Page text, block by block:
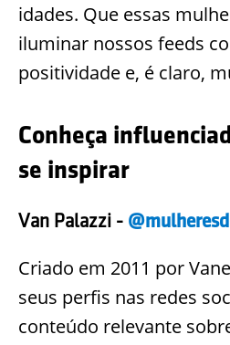
idades. Que essas
iluminar nossos feeds
positividade e, é claro,
Conheça
se inspirar
Van Palazzi -
Criado em 2011 por
seus perfis nas redes
conteúdo relevante